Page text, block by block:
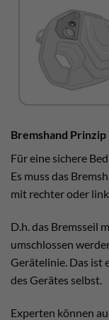
Bremshand
Für eine sichere
Es muss das
mit rechter oder
D.h. das Bremsseil
umschlossen
Gerätelinie. Das ist
des Gerätes selbst.
Experten können